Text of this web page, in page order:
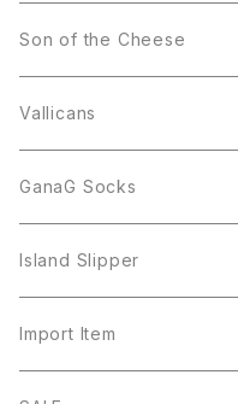
Son of the Cheese
Vallicans
GanaG Socks
Island Slipper
Import Item